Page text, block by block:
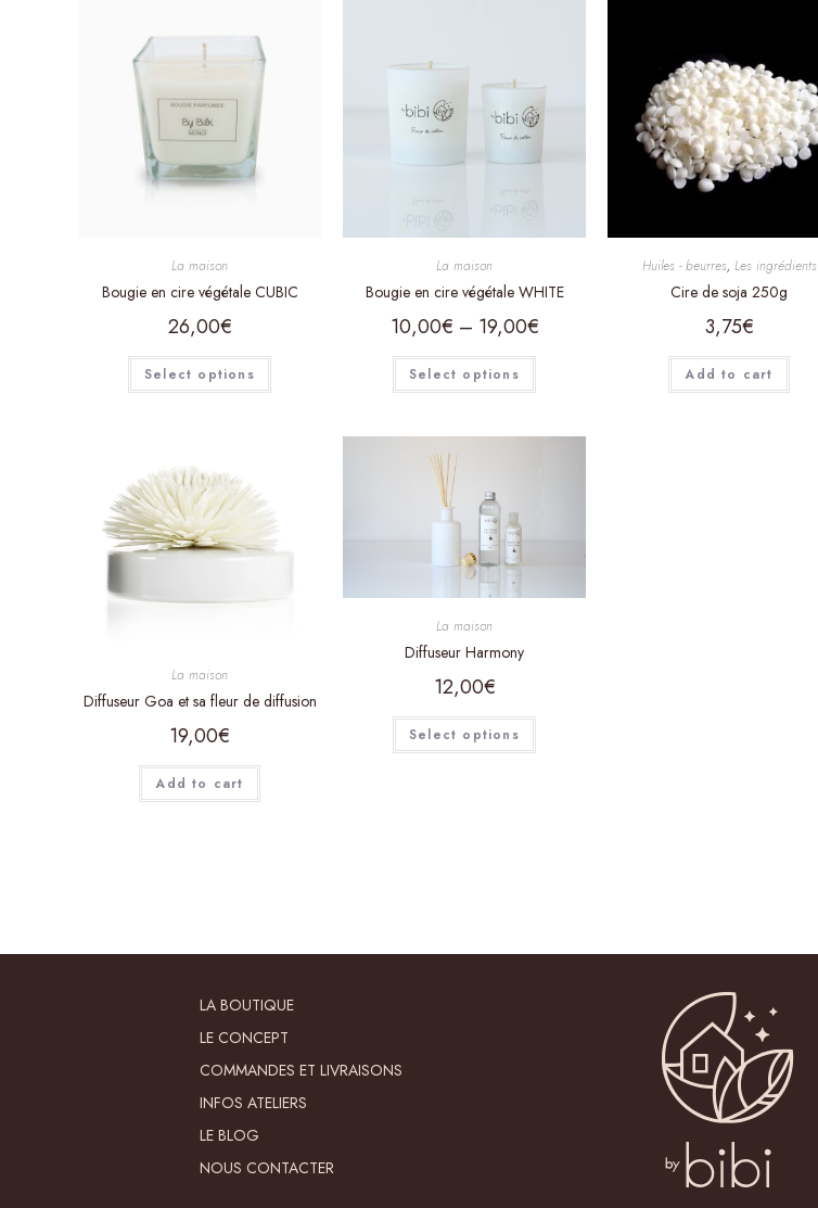
La maison
Bougie en cire végétale CUBIC
26,00€
Select options
La maison
Bougie en cire végétale WHITE
10,00€ – 19,00€
Select options
Huiles - beurres, Les ingrédients
Cire de soja 250g
3,75€
Add to cart
La maison
Diffuseur Goa et sa fleur de diffusion
19,00€
Add to cart
La maison
Diffuseur Harmony
12,00€
Select options
LA BOUTIQUE
LE CONCEPT
COMMANDES ET LIVRAISONS
INFOS ATELIERS
LE BLOG
NOUS CONTACTER